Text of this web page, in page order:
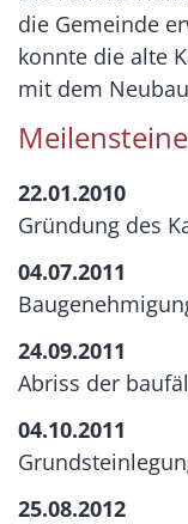
die Gemeinde
konnte die alte
mit dem
Meilensteine
22.01.2010
Gründung des
04.07.2011
24.09.2011
Abriss der
04.10.2011
25.08.2012